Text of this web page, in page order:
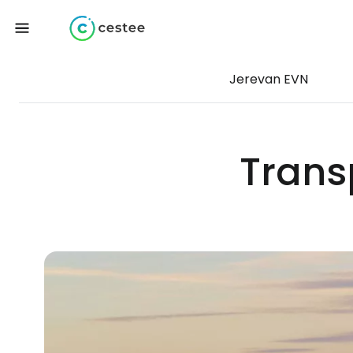
Jerevan EVN